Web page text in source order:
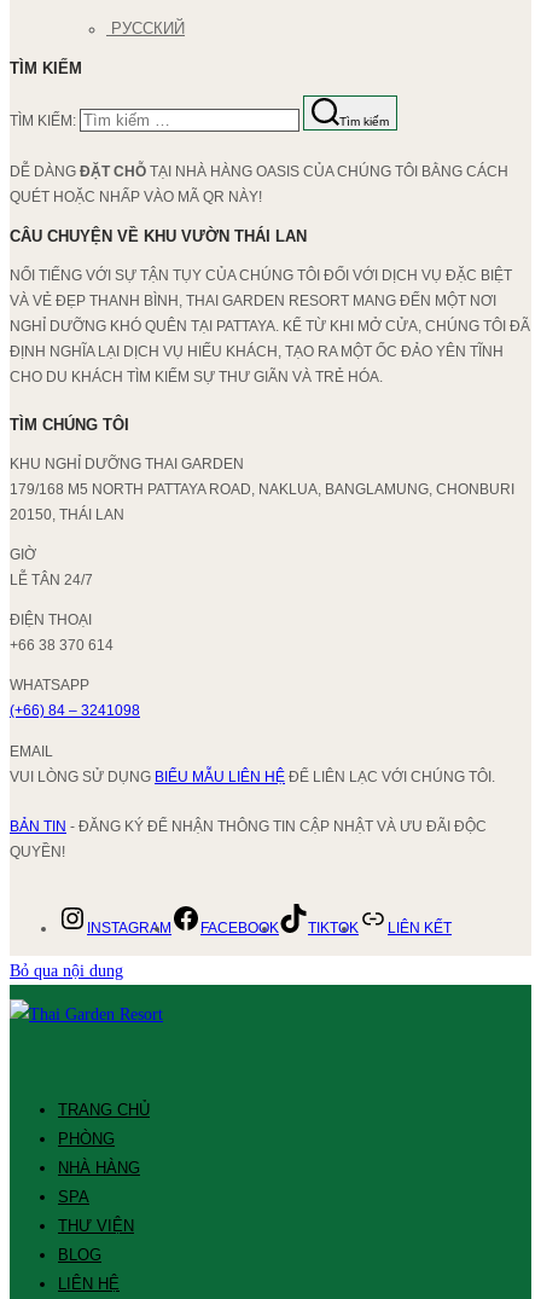
РУССКИЙ
TÌM KIẾM
TÌM KIẾM: Tìm kiếm
DỄ DÀNG ĐẶT CHỖ TẠI NHÀ HÀNG OASIS CỦA CHÚNG TÔI BẰNG CÁCH
QUÉT HOẶC NHẤP VÀO MÃ QR NÀY!
CÂU CHUYỆN VỀ KHU VƯỜN THÁI LAN
NỔI TIẾNG VỚI SỰ TẬN TỤY CỦA CHÚNG TÔI ĐỐI VỚI DỊCH VỤ ĐẶC BIỆT
VÀ VẺ ĐẸP THANH BÌNH, THAI GARDEN RESORT MANG ĐẾN MỘT NƠI
NGHỈ DƯỠNG KHÓ QUÊN TẠI PATTAYA. KỂ TỪ KHI MỞ CỬA, CHÚNG TÔI ĐÃ
ĐỊNH NGHĨA LẠI DỊCH VỤ HIẾU KHÁCH, TẠO RA MỘT ỐC ĐẢO YÊN TĨNH
CHO DU KHÁCH TÌM KIẾM SỰ THƯ GIÃN VÀ TRẺ HÓA.
TÌM CHÚNG TÔI
KHU NGHỈ DƯỠNG THAI GARDEN
179/168 M5 NORTH PATTAYA ROAD, NAKLUA, BANGLAMUNG, CHONBURI
20150, THÁI LAN
GIỜ
LỄ TÂN 24/7
ĐIỆN THOẠI
+66 38 370 614
WHATSAPP
(+66) 84 – 3241098
EMAIL
VUI LÒNG SỬ DỤNG BIỂU MẪU LIÊN HỆ ĐỂ LIÊN LẠC VỚI CHÚNG TÔI.
BẢN TIN - ĐĂNG KÝ ĐỂ NHẬN THÔNG TIN CẬP NHẬT VÀ ƯU ĐÃI ĐỘC
QUYỀN!
INSTAGRAM FACEBOOK TIKTOK LIÊN KẾT
Bỏ qua nội dung
TRANG CHỦ
PHÒNG
NHÀ HÀNG
SPA
THƯ VIỆN
BLOG
LIÊN HỆ